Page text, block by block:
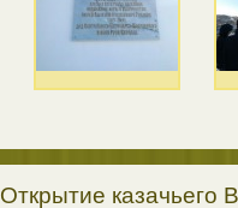
Открытие казачьего